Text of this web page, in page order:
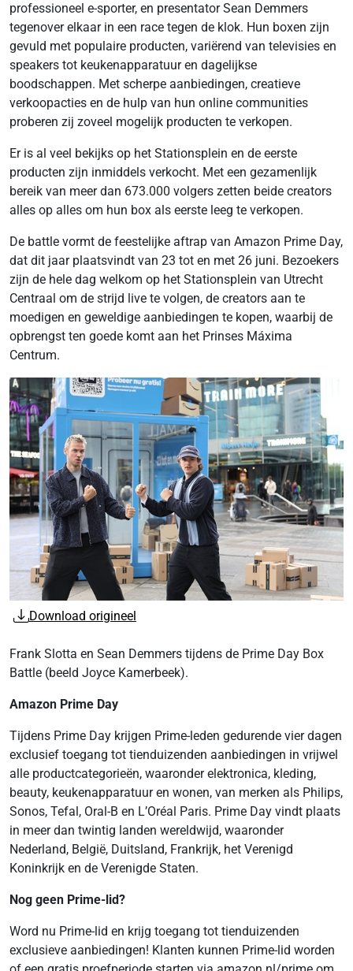
professioneel e-sporter, en presentator Sean Demmers
tegenover elkaar in een race tegen de klok. Hun boxen zijn
gevuld met populaire producten, variërend van televisies en
speakers tot keukenapparatuur en dagelijkse
boodschappen. Met scherpe aanbiedingen, creatieve
verkoopacties en de hulp van hun online communities
proberen zij zoveel mogelijk producten te verkopen.
Er is al veel bekijks op het Stationsplein en de eerste
producten zijn inmiddels verkocht. Met een gezamenlijk
bereik van meer dan 673.000 volgers zetten beide creators
alles op alles om hun box als eerste leeg te verkopen.
De battle vormt de feestelijke aftrap van Amazon Prime Day,
dat dit jaar plaatsvindt van 23 tot en met 26 juni. Bezoekers
zijn de hele dag welkom op het Stationsplein van Utrecht
Centraal om de strijd live te volgen, de creators aan te
moedigen en geweldige aanbiedingen te kopen, waarbij de
opbrengst ten goede komt aan het Prinses Máxima
Centrum.
Download origineel
Frank Slotta en Sean Demmers tijdens de Prime Day Box
Battle (beeld Joyce Kamerbeek).
Amazon Prime Day
Tijdens Prime Day krijgen Prime-leden gedurende vier dagen
exclusief toegang tot tienduizenden aanbiedingen in vrijwel
alle productcategorieën, waaronder elektronica, kleding,
beauty, keukenapparatuur en wonen, van merken als Philips,
Sonos, Tefal, Oral-B en L’Oréal Paris. Prime Day vindt plaats
in meer dan twintig landen wereldwijd, waaronder
Nederland, België, Duitsland, Frankrijk, het Verenigd
Koninkrijk en de Verenigde Staten.
Nog geen Prime-lid?
Word nu Prime-lid en krijg toegang tot tienduizenden
exclusieve aanbiedingen! Klanten kunnen Prime-lid worden